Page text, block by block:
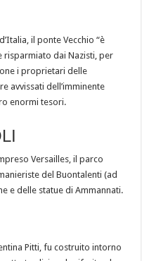
il ponte Vecchio “è
risparmiato dai Nazisti, per
i proprietari delle
avvissati dell’imminente
enormi tesori.
Versailles, il parco
del Buontalenti (ad
e delle statue di Ammannati.
Pitti, fu costruito intorno